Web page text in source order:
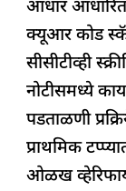
आधार आधारित
क्यूआर कोड
सीसीटीव्ही
नोटीसमध्ये
पडताळणी
प्राथमिक
ओळख